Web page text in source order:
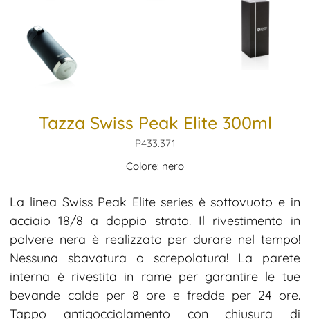
Tazza Swiss Peak Elite 300ml
P433.371
Colore: nero
La linea Swiss Peak Elite series è sottovuoto e in
acciaio 18/8 a doppio strato. Il rivestimento in
polvere nera è realizzato per durare nel tempo!
Nessuna sbavatura o screpolatura! La parete
interna è rivestita in rame per garantire le tue
bevande calde per 8 ore e fredde per 24 ore.
Tappo antigocciolamento con chiusura di